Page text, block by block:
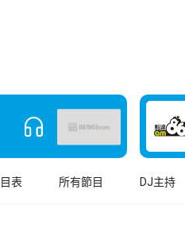
表 所有節目 DJ主持